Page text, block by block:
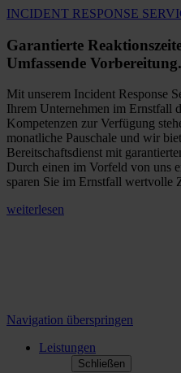
INCIDENT RESPONSE
Garantierte
Umfassende Vorbereitung.
Mit unserem Incident Response
Ihrem Unternehmen im Ernstfall
Kompetenzen zur Verfügung
monatliche Pauschale und wir
Bereitschaftsdienst mit
Durch einen im Vorfeld von uns
sparen Sie im Ernstfall wertvolle
weiterlesen
Navigation überspringen
Leistungen
Schließen